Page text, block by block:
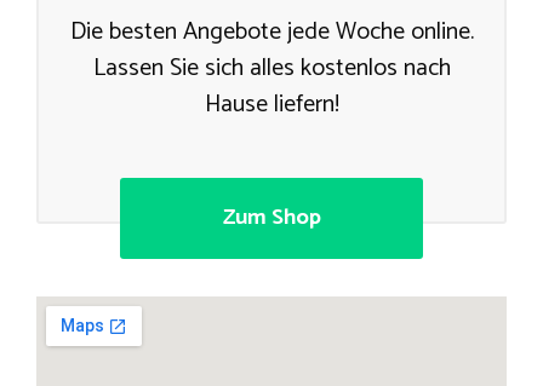
Die besten Angebote jede Woche online.
Lassen Sie sich alles kostenlos nach
Hause liefern!
Zum Shop